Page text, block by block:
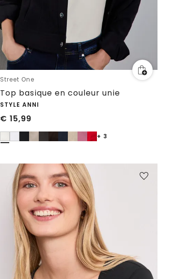
Street One
Top basique en couleur unie
STYLE ANNI
€ 15,99
+ 3